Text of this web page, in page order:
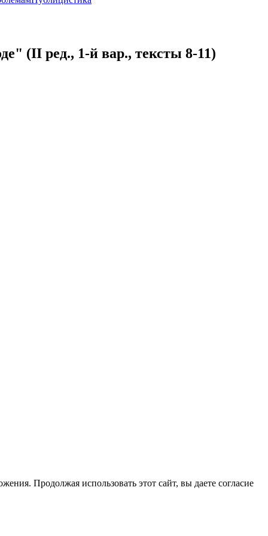
(II ред., 1-й вар., тексты 8-11)
Продолжая использовать этот сайт, вы даете согласие